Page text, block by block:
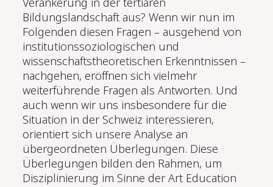
Bildungslandschaft aus? Wenn wir nun im
Folgenden diesen Fragen – ausgehend von
institutionssoziologischen und
wissenschaftstheoretischen Erkenntnissen –
nachgehen, eröffnen sich vielmehr
weiterführende Fragen als Antworten. Und
auch wenn wir uns insbesondere für die
Situation in der Schweiz interessieren,
orientiert sich unsere Analyse an
übergeordneten Überlegungen. Diese
Überlegungen bilden den Rahmen, um
Disziplinierung im Sinne der Art Education